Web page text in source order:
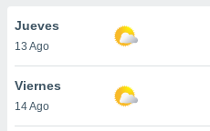
en
nuestra
y
Jueves
13 Ago
Viernes
14 Ago